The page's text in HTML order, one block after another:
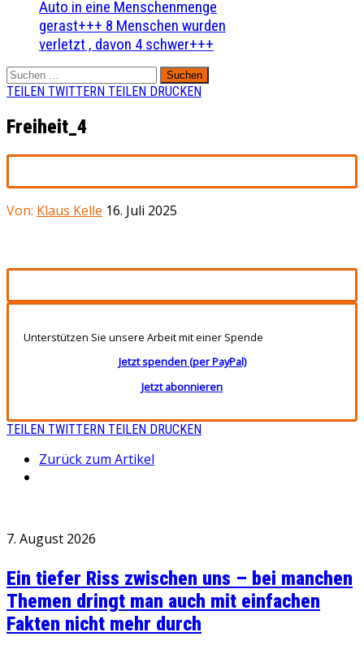
Auto in eine Menschenmenge
gerast+++ 8 Menschen wurden
verletzt , davon 4 schwer+++
Suchen
nach:
TEILEN TWITTERN TEILEN DRUCKEN
Freiheit_4
Von: Klaus Kelle 16. Juli 2025
Unterstützen Sie unsere Arbeit mit einer Spende
Jetzt spenden (per PayPal)
Jetzt abonnieren
TEILEN TWITTERN TEILEN DRUCKEN
Zurück zum Artikel
7. August 2026
Ein tiefer Riss zwischen uns – bei manchen
Themen dringt man auch mit einfachen
Fakten nicht mehr durch